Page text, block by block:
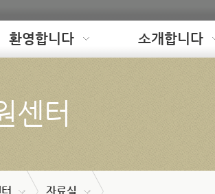
환영합니다 소개합니다
센터
자료실